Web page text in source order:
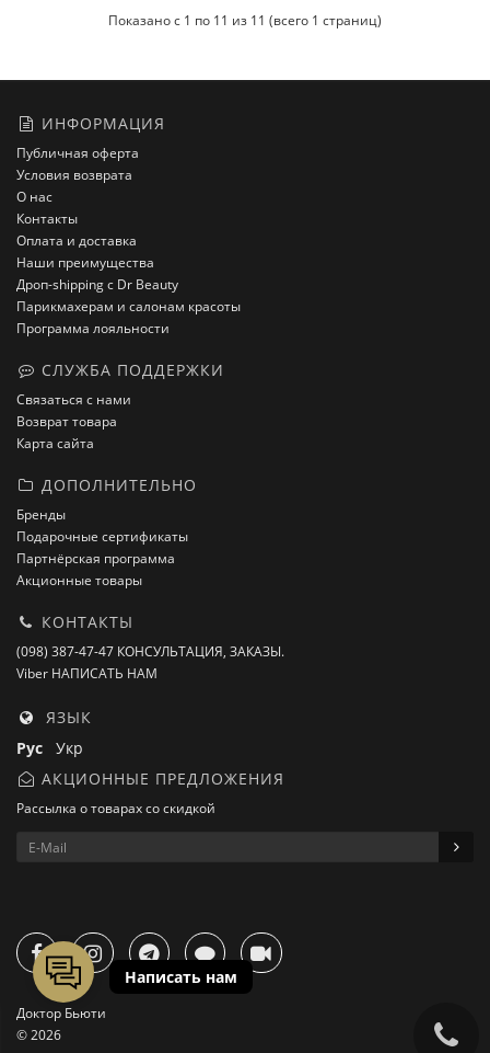
Показано с 1 по 11 из 11 (всего 1 страниц)
ИНФОРМАЦИЯ
Публичная оферта
Условия возврата
О нас
Контакты
Оплата и доставка
Наши преимущества
Дроп-shipping с Dr Beauty
Парикмахерам и салонам красоты
Программа лояльности
СЛУЖБА ПОДДЕРЖКИ
Связаться с нами
Возврат товара
Карта сайта
ДОПОЛНИТЕЛЬНО
Бренды
Подарочные сертификаты
Партнёрская программа
Акционные товары
КОНТАКТЫ
(098) 387-47-47 КОНСУЛЬТАЦИЯ, ЗАКАЗЫ.
Viber НАПИСАТЬ НАМ
ЯЗЫК
Рус Укр
АКЦИОННЫЕ ПРЕДЛОЖЕНИЯ
Рассылка о товарах со скидкой
Доктор Бьюти
© 2026